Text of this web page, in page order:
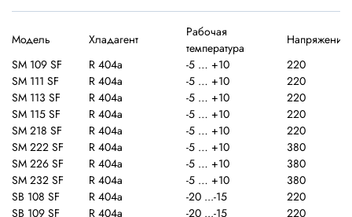
Модель Хладагент
Рабочая
температура
Напряжение
SM 109 SF
R 404a -5 … +10
220
SM 111 SF
R 404a -5 … +10
220
SM 113 SF
R 404a -5 … +10
220
SM 115 SF
R 404a -5 … +10
220
SM 218 SF
R 404a -5 … +10
220
SM 222 SF
R 404a -5 … +10
380
SM 226 SF
R 404a -5 … +10
380
SM 232 SF
R 404a -5 … +10
380
SB 108 SF
R 404a -20 ...-15
220
SB 109 SF
R 404a -20 ...-15
220